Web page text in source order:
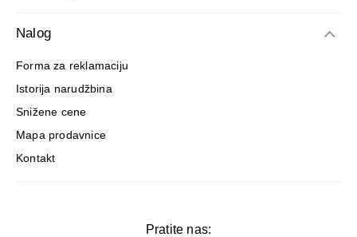
Nalog
Forma za reklamaciju
Istorija narudžbina
Snižene cene
Mapa prodavnice
Kontakt
Pratite nas: